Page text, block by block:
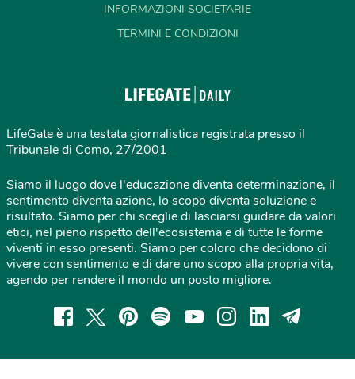
INFORMAZIONI SOCIETARIE
TERMINI E CONDIZIONI
LifeGate è una testata giornalistica registrata presso il
Tribunale di Como, 27/2001
Siamo il luogo dove l'educazione diventa determinazione, il
sentimento diventa azione, lo scopo diventa soluzione e
risultato. Siamo per chi sceglie di lasciarsi guidare da valori
etici, nel pieno rispetto dell'ecosistema e di tutte le forme
viventi in esso presenti. Siamo per coloro che decidono di
vivere con sentimento e di dare uno scopo alla propria vita,
agendo per rendere il mondo un posto migliore.